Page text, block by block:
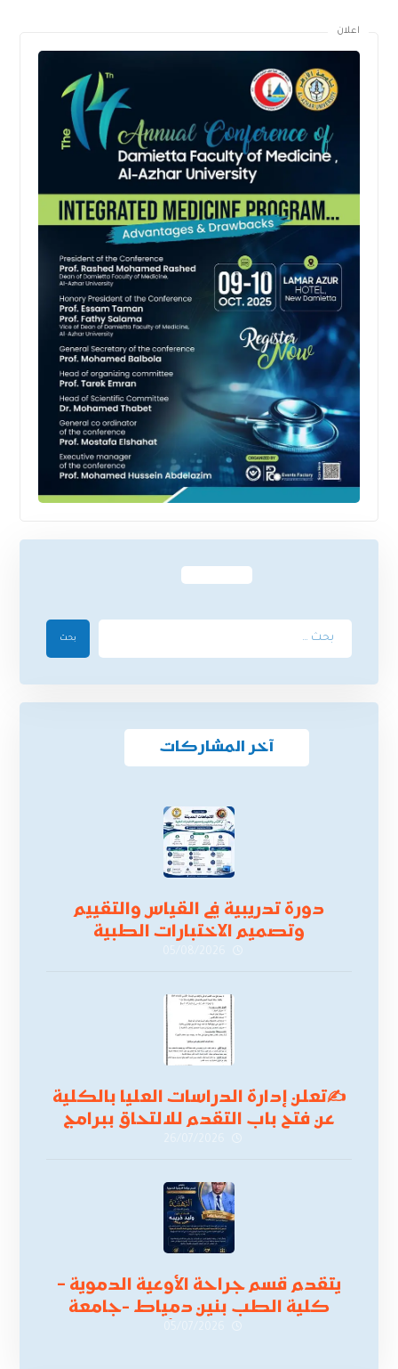
اعلان
بحث
آخر المشاركات
دورة تدريبية في القياس والتقييم
وتصميم الاختبارات الطبية
✍تعلن إدارة الدراسات العليا بالكلية
عن فتح باب التقدم للالتحاق ببرامج
أكتوبر 2026،
يتقدم قسم جراحة الأوعية الدموية –
كلية الطب بنين دمياط -جامعة